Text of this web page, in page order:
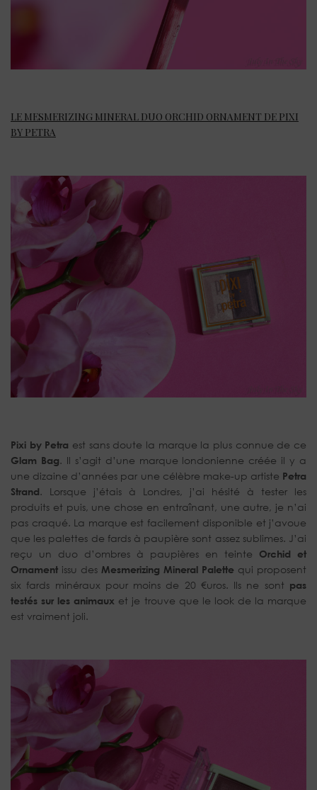
LE MESMERIZING MINERAL DUO ORCHID ORNAMENT DE PIXI
BY PETRA
Pixi by Petra est sans doute la marque la plus connue de ce
Glam Bag. Il s’agit d’une marque londonienne créée il y a
une dizaine d’années par une célèbre make-up artiste Petra
Strand. Lorsque j’étais à Londres, j’ai hésité à tester les
produits et puis, une chose en entraînant, une autre, je n’ai
pas craqué. La marque est facilement disponible et j’avoue
que les palettes de fards à paupière sont assez sublimes. J’ai
reçu un duo d’ombres à paupières en teinte Orchid et
Ornament issu des Mesmerizing Mineral Palette qui proposent
six fards minéraux pour moins de 20 €uros. Ils ne sont pas
testés sur les animaux et je trouve que le look de la marque
est vraiment joli.